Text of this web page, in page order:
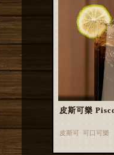
皮斯可樂
皮斯可 可口可樂